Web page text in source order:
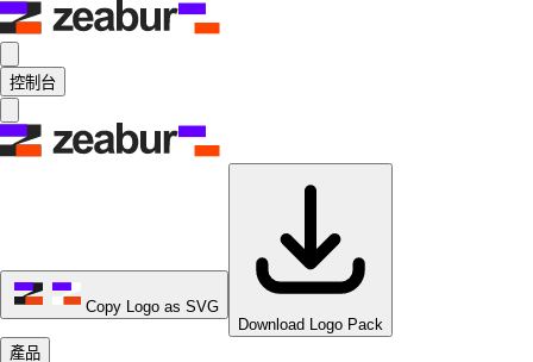
控制台
Copy Logo as SVG
Download Logo Pack
產品